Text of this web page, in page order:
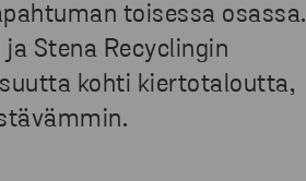
toisessa osassa.
Stena Recyclingin
kohti kiertotaloutta,